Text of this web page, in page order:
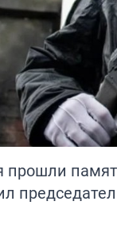
прошли